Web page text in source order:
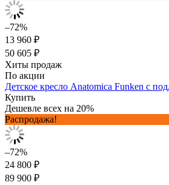
–72%
13 960 ₽
50 605 ₽
Хиты продаж
По акции
Детское кресло Anatomica Funken с
Купить
Дешевле всех на 20%
Распродажа!
–72%
24 800 ₽
89 900 ₽